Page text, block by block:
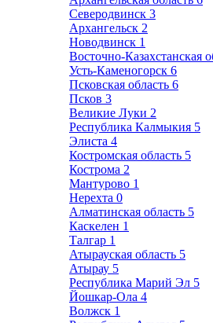
Северодвинск 3
Архангельск 2
Новодвинск 1
Восточно-Казахстанская
Усть-Каменогорск 6
Псковская область 6
Псков 3
Великие Луки 2
Республика Калмыкия 5
Элиста 4
Костромская область 5
Кострома 2
Мантурово 1
Нерехта 0
Алматинская область 5
Каскелен 1
Талгар 1
Атырауская область 5
Атырау 5
Республика Марий Эл 5
Йошкар-Ола 4
Волжск 1